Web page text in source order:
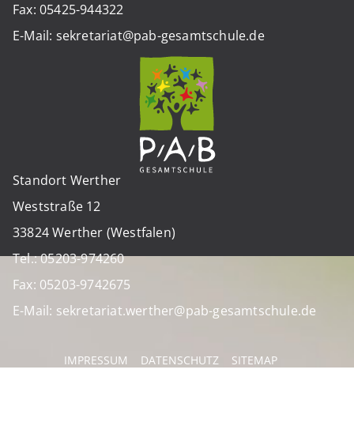
Fax: 05425-944322
E-Mail: sekretariat@pab-gesamtschule.de
Standort Werther
Weststraße 12
33824 Werther (Westfalen)
Tel.: 05203-974260
Fax: 05203-9742675
E-Mail: sekretariat.werther@pab-gesamtschule.de
IMPRESSUM DATENSCHUTZ SITEMAP